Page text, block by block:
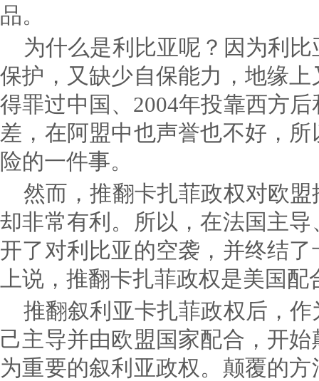
品。
为什么是利比亚呢？因为利比
保护，又缺少自保能力，地缘
得罪过中国、2004年投靠西方
差，在阿盟中也声誉也不好，
险的一件事。
然而，推翻卡扎菲政权对欧盟
却非常有利。所以，在法国主
开了对利比亚的空袭，并终结
上说，推翻卡扎菲政权是美国配
推翻叙利亚卡扎菲政权后，作
己主导并由欧盟国家配合，开
为重要的叙利亚政权。颠覆的